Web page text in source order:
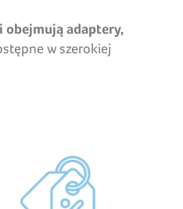
obejmują adaptery,
w szerokiej